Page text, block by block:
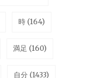
時 (164)
満足 (160)
自分 (1433)